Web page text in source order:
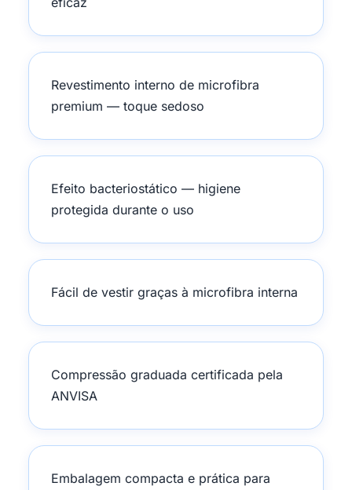
Revestimento interno de microfibra
premium — toque sedoso
Efeito bacteriostático — higiene
protegida durante o uso
Fácil de vestir graças à microfibra interna
Compressão graduada certificada pela
ANVISA
Embalagem compacta e prática para